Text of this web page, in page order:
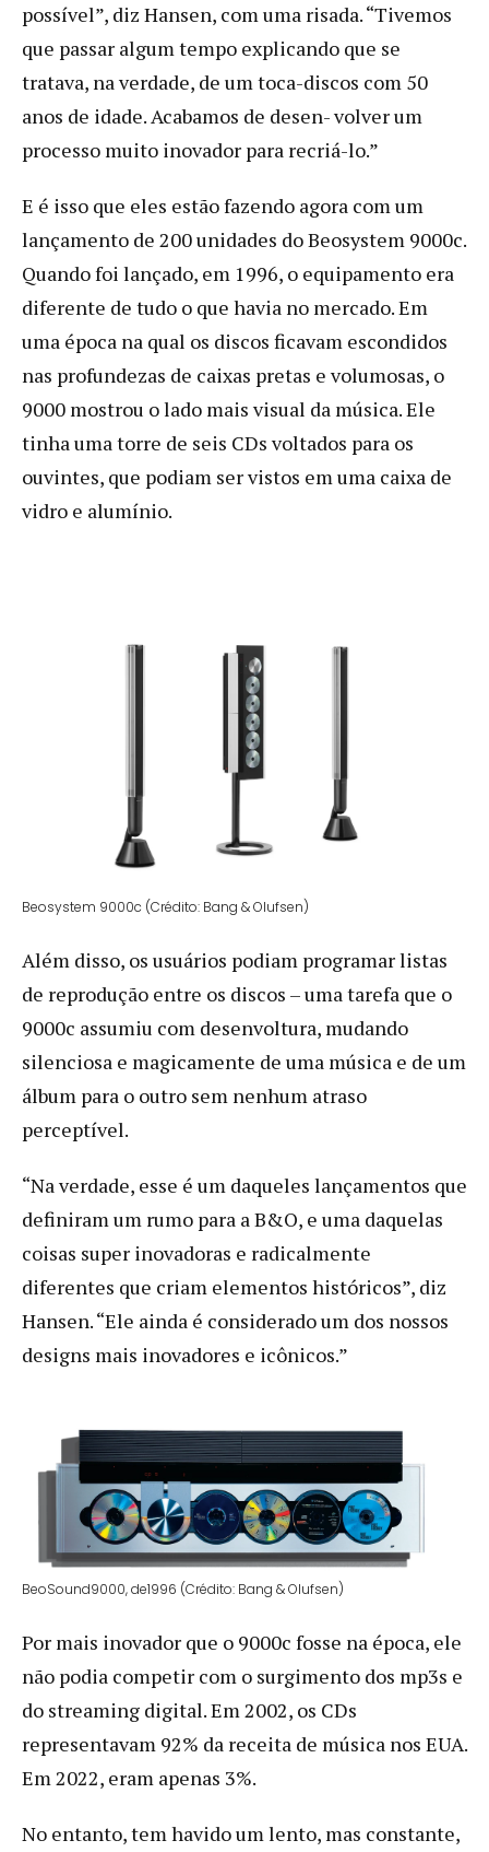
possível”, diz Hansen, com uma risada. “Tivemos
que passar algum tempo explicando que se
tratava, na verdade, de um toca-discos com 50
anos de idade. Acabamos de desen- volver um
processo muito inovador para recriá-lo.”
E é isso que eles estão fazendo agora com um
lançamento de 200 unidades do Beosystem 9000c.
Quando foi lançado, em 1996, o equipamento era
diferente de tudo o que havia no mercado. Em
uma época na qual os discos ficavam escondidos
nas profundezas de caixas pretas e volumosas, o
9000 mostrou o lado mais visual da música. Ele
tinha uma torre de seis CDs voltados para os
ouvintes, que podiam ser vistos em uma caixa de
vidro e alumínio.
Beosystem 9000c (Crédito: Bang & Olufsen)
Além disso, os usuários podiam programar listas
de reprodução entre os discos – uma tarefa que o
9000c assumiu com desenvoltura, mudando
silenciosa e magicamente de uma música e de um
álbum para o outro sem nenhum atraso
perceptível.
“Na verdade, esse é um daqueles lançamentos que
definiram um rumo para a B&O, e uma daquelas
coisas super inovadoras e radicalmente
diferentes que criam elementos históricos”, diz
Hansen. “Ele ainda é considerado um dos nossos
designs mais inovadores e icônicos.”
BeoSound9000, de1996 (Crédito: Bang & Olufsen)
Por mais inovador que o 9000c fosse na época, ele
não podia competir com o surgimento dos mp3s e
do streaming digital. Em 2002, os CDs
representavam 92% da receita de música nos EUA.
Em 2022, eram apenas 3%.
No entanto, tem havido um lento, mas constante,